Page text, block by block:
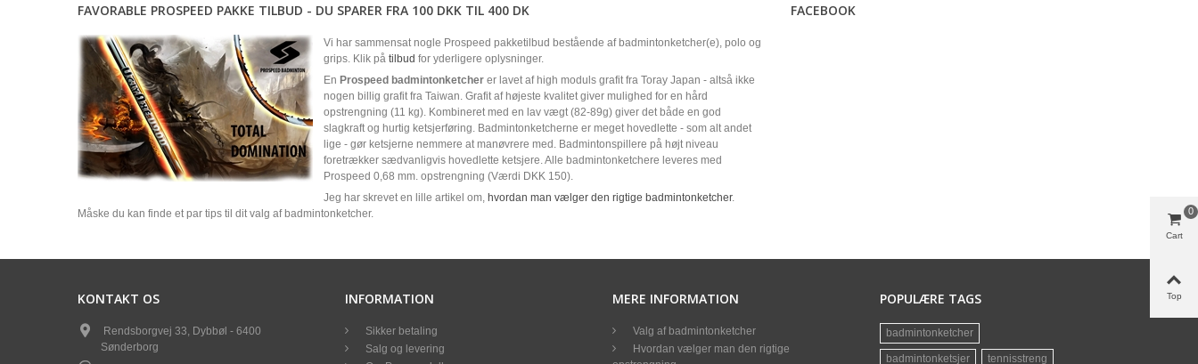
FAVORABLE PROSPEED PAKKE TILBUD - DU SPARER FRA 100 DKK TIL 400 DK
Vi har sammensat nogle Prospeed pakketilbud bestående af badmintonketcher(e), polo og
grips. Klik på tilbud for yderligere oplysninger.
En Prospeed badmintonketcher er lavet af high moduls grafit fra Toray Japan - altså ikke
nogen billig grafit fra Taiwan. Grafit af højeste kvalitet giver mulighed for en hård
opstrengning (11 kg). Kombineret med en lav vægt (82-89g) giver det både en god
slagkraft og hurtig ketsjerføring. Badmintonketcherne er meget hovedlette - som alt andet
lige - gør ketsjerne nemmere at manøvrere med. Badmintonspillere på højt niveau
foretrækker sædvanligvis hovedlette ketsjere. Alle badmintonketchere leveres med
Prospeed 0,68 mm. opstrengning (Værdi DKK 150).
Jeg har skrevet en lille artikel om, hvordan man vælger den rigtige badmintonketcher.
Måske du kan finde et par tips til dit valg af badmintonketcher.
FACEBOOK
KONTAKT OS
Rendsborgvej 33, Dybbøl - 6400
Sønderborg
INFORMATION
Sikker betaling
Salg og levering
MERE INFORMATION
Valg af badmintonketcher
Hvordan vælger man den rigtige
POPULÆRE TAGS
badmintonketcher
badmintonketsjer tennisstreng
Cart
0
Top